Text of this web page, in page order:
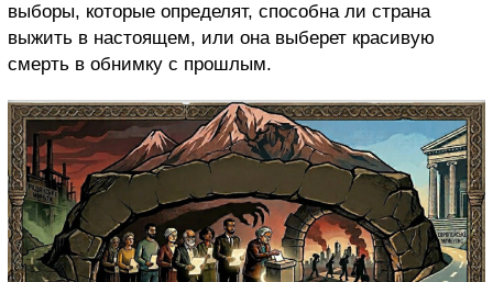
выборы, которые определят, способна ли страна
выжить в настоящем, или она выберет красивую
смерть в обнимку с прошлым.